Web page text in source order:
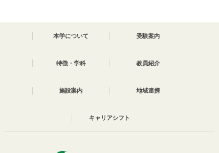
本学について 受験案内
特徴・学科 教員紹介
施設案内 地域連携
キャリアシフト